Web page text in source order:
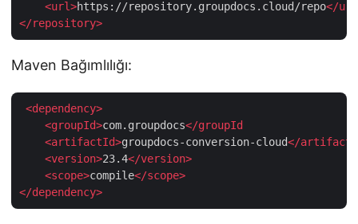
<url>https://repository.groupdocs.cloud/repo</url
</repository>
Maven Bağımlılığı:
<dependency>
<groupId>com.groupdocs</groupId
    <
artifactId>groupdocs-conversion-cloud</
<version>23.4</version>
<scope>compile</scope>
</dependency>